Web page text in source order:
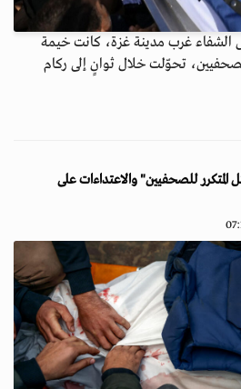
الشفاء غرب مدينة غزة، كانت خيمة
تحوّلت خلال ثوانٍ إلى ركام
للصحفيين" والاعتداءات على